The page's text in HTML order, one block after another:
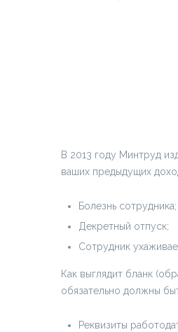
В 2013 году Минтруд
ваших предыдущих
Болезнь сотрудника;
Декретный отпуск;
Сотрудник
Как выглядит бланк
обязательно должны
Реквизиты